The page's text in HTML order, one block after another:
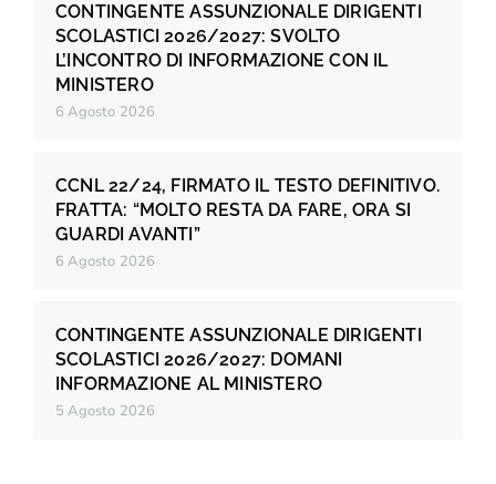
CONTINGENTE ASSUNZIONALE DIRIGENTI
SCOLASTICI 2026/2027: SVOLTO
L’INCONTRO DI INFORMAZIONE CON IL
MINISTERO
6 Agosto 2026
CCNL 22/24, FIRMATO IL TESTO DEFINITIVO.
FRATTA: “MOLTO RESTA DA FARE, ORA SI
GUARDI AVANTI”
6 Agosto 2026
CONTINGENTE ASSUNZIONALE DIRIGENTI
SCOLASTICI 2026/2027: DOMANI
INFORMAZIONE AL MINISTERO
5 Agosto 2026